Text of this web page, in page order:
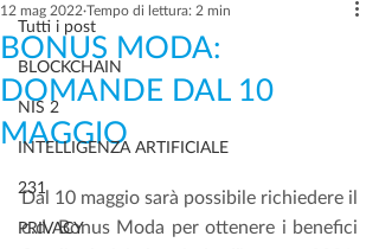
Tutti i post
BLOCKCHAIN
NIS 2
INTELLIGENZA ARTIFICIALE
231
PRIVACY
BONUS MODA:
DOMANDE DAL 10
MAGGIO
12 mag 2022 Tempo di lettura: 2 min
Dal 10 maggio sarà possibile richiedere il
c.d. Bonus Moda per ottenere i benefici